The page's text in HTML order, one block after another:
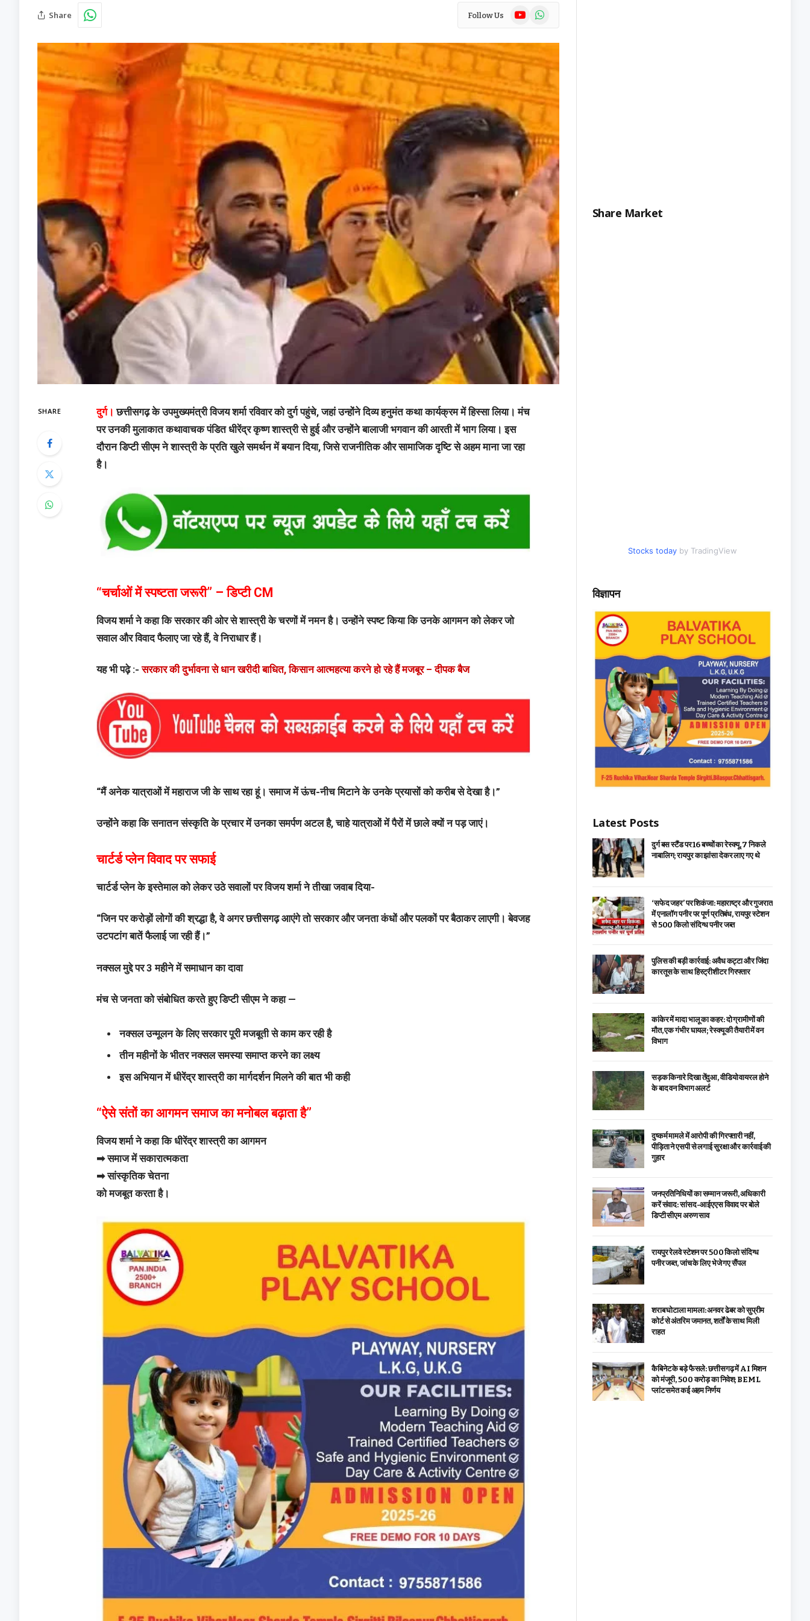
Share Follow Us YouTubeWhatsApp
SHARE दुर्ग। छत्तीसगढ़ के उपमुख्यमंत्री विजय शर्मा रविवार को दुर्ग पहुंचे, जहां उन्होंने दिव्य हनुमंत कथा कार्यक्रम में हिस्सा लिया। मंच
पर उनकी मुलाकात कथावाचक पंडित धीरेंद्र कृष्ण शास्त्री से हुई और उन्होंने बालाजी भगवान की आरती में भाग लिया। इस
दौरान डिप्टी सीएम ने शास्त्री के प्रति खुले समर्थन में बयान दिया, जिसे राजनीतिक और सामाजिक दृष्टि से अहम माना जा रहा
है।
“चर्चाओं में स्पष्टता जरूरी” – डिप्टी CM
विजय शर्मा ने कहा कि सरकार की ओर से शास्त्री के चरणों में नमन है। उन्होंने स्पष्ट किया कि उनके आगमन को लेकर जो
सवाल और विवाद फैलाए जा रहे हैं, वे निराधार हैं।
यह भी पढ़े :-सरकार की दुर्भावना से धान खरीदी बाधित, किसान आत्महत्या करने हो रहे हैं मजबूर – दीपक बैज
“मैं अनेक यात्राओं में महाराज जी के साथ रहा हूं। समाज में ऊंच-नीच मिटाने के उनके प्रयासों को करीब से देखा है।”
उन्होंने कहा कि सनातन संस्कृति के प्रचार में उनका समर्पण अटल है, चाहे यात्राओं में पैरों में छाले क्यों न पड़ जाएं।
चार्टर्ड प्लेन विवाद पर सफाई
चार्टर्ड प्लेन के इस्तेमाल को लेकर उठे सवालों पर विजय शर्मा ने तीखा जवाब दिया-
“जिन पर करोड़ों लोगों की श्रद्धा है, वे अगर छत्तीसगढ़ आएंगे तो सरकार और जनता कंधों और पलकों पर बैठाकर लाएगी। बेवजह
उटपटांग बातें फैलाई जा रही हैं।”
नक्सल मुद्दे पर 3 महीने में समाधान का दावा
मंच से जनता को संबोधित करते हुए डिप्टी सीएम ने कहा —
नक्सल उन्मूलन के लिए सरकार पूरी मजबूती से काम कर रही है
तीन महीनों के भीतर नक्सल समस्या समाप्त करने का लक्ष्य
इस अभियान में धीरेंद्र शास्त्री का मार्गदर्शन मिलने की बात भी कही
“ऐसे संतों का आगमन समाज का मनोबल बढ़ाता है”
विजय शर्मा ने कहा कि धीरेंद्र शास्त्री का आगमन
➡ समाज में सकारात्मकता
➡ सांस्कृतिक चेतना
को मजबूत करता है।
Share Market
Stocks today by TradingView
विज्ञापन
Latest Posts
दुर्ग बस स्टैंड पर 16 बच्चों का रेस्क्यू, 7 निकले
नाबालिग; रायपुर का झांसा देकर लाए गए थे
‘सफेद जहर’ पर शिकंजा: महाराष्ट्र और गुजरात
में एनालॉग पनीर पर पूर्ण प्रतिबंध, रायपुर स्टेशन
से 500 किलो संदिग्ध पनीर जब्त
पुलिस की बड़ी कार्रवाई: अवैध कट्टा और जिंदा
कारतूस के साथ हिस्ट्रीशीटर गिरफ्तार
कांकेर में मादा भालू का कहर: दो ग्रामीणों की
मौत, एक गंभीर घायल; रेस्क्यू की तैयारी में वन
विभाग
सड़क किनारे दिखा तेंदुआ, वीडियो वायरल होने
के बाद वन विभाग अलर्ट
दुष्कर्म मामले में आरोपी की गिरफ्तारी नहीं,
पीड़िता ने एसपी से लगाई सुरक्षा और कार्रवाई की
गुहार
जनप्रतिनिधियों का सम्मान जरूरी, अधिकारी
करें संवाद: सांसद-आईएएस विवाद पर बोले
डिप्टी सीएम अरुण साव
रायपुर रेलवे स्टेशन पर 500 किलो संदिग्ध
पनीर जब्त, जांच के लिए भेजे गए सैंपल
शराब घोटाला मामला: अनवर ढेबर को सुप्रीम
कोर्ट से अंतरिम जमानत, शर्तों के साथ मिली
राहत
कैबिनेट के बड़े फैसले: छत्तीसगढ़ में AI मिशन
को मंजूरी, 500 करोड़ का निवेश; BEML
प्लांट समेत कई अहम निर्णय